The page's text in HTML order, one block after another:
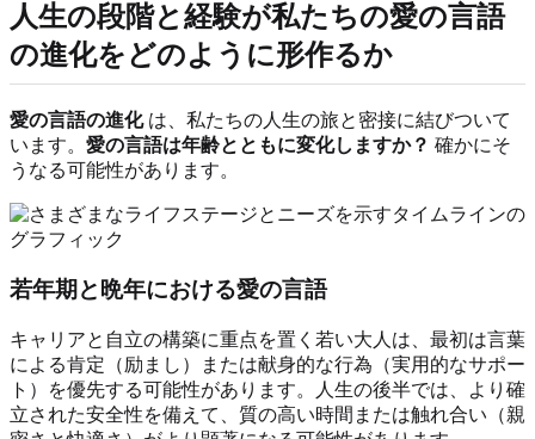
人生の段階と経験が私たちの愛の言語
の進化をどのように形作るか
愛の言語の進化は、私たちの人生の旅と密接に結びついて
います。 愛の言語は年齢とともに変化しますか？ 確かにそ
うなる可能性があります。
若年期と晩年における愛の言語
キャリアと自立の構築に重点を置く若い大人は、最初は言葉
による肯定（励まし）または献身的な行為（実用的なサポー
ト）を優先する可能性があります。人生の後半では、より確
立された安全性を備えて、質の高い時間または触れ合い（親